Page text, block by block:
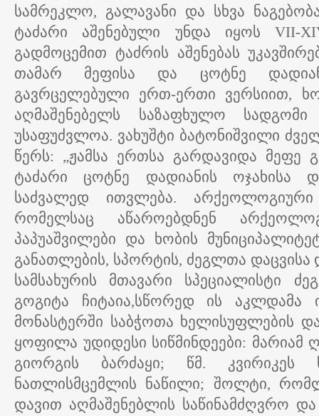
სამრეკლო, გალავანი და სხვა
ტაძარი აშენებული უნდა იყოს VII-
გადმოცემით ტაძრის აშენებას
თამარ მეფისა და ცოტნე
გავრცელებული ერთ-ერთი ვერსიით,
აღმაშენებელს საზაფხულო
უსაფუძვლოა. ვახუშტი ბატონიშვილი
წერს: „ჟამსა ერთსა გარდავიდა მეფე
ტაძარი ცოტნე დადიანის ოჯახისა
საძვალედ ითვლება.
რომელსაც აწაროებდნენ
პაპუაშვილები და ხობის
განათლების, სპორტის, ძეგლთა
სამსახურის მთავარი სპეციალისტი
გოგიტა ჩიტაია,სწორედ ის აკლდამა
მონასტერში საბჭოთა ხელისუფლების
ყოფილა უდიდესი სიწმინდეები: მარიამ
გიორგის ბარძაყი; წმ. კვირიკეს
ნათლისმცემლის ნაწილი; შოლტი,
დავით აღმაშენებლის საწინამძღვრო